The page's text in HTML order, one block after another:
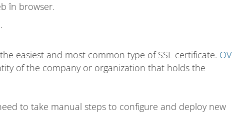
în browser.
easiest and most common type of SSL certificate. OV
of the company or organization that holds the
to take manual steps to configure and deploy new